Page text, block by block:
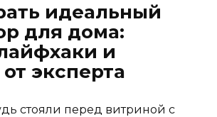
идеальный
для дома:
и
эксперта
стояли перед витриной с